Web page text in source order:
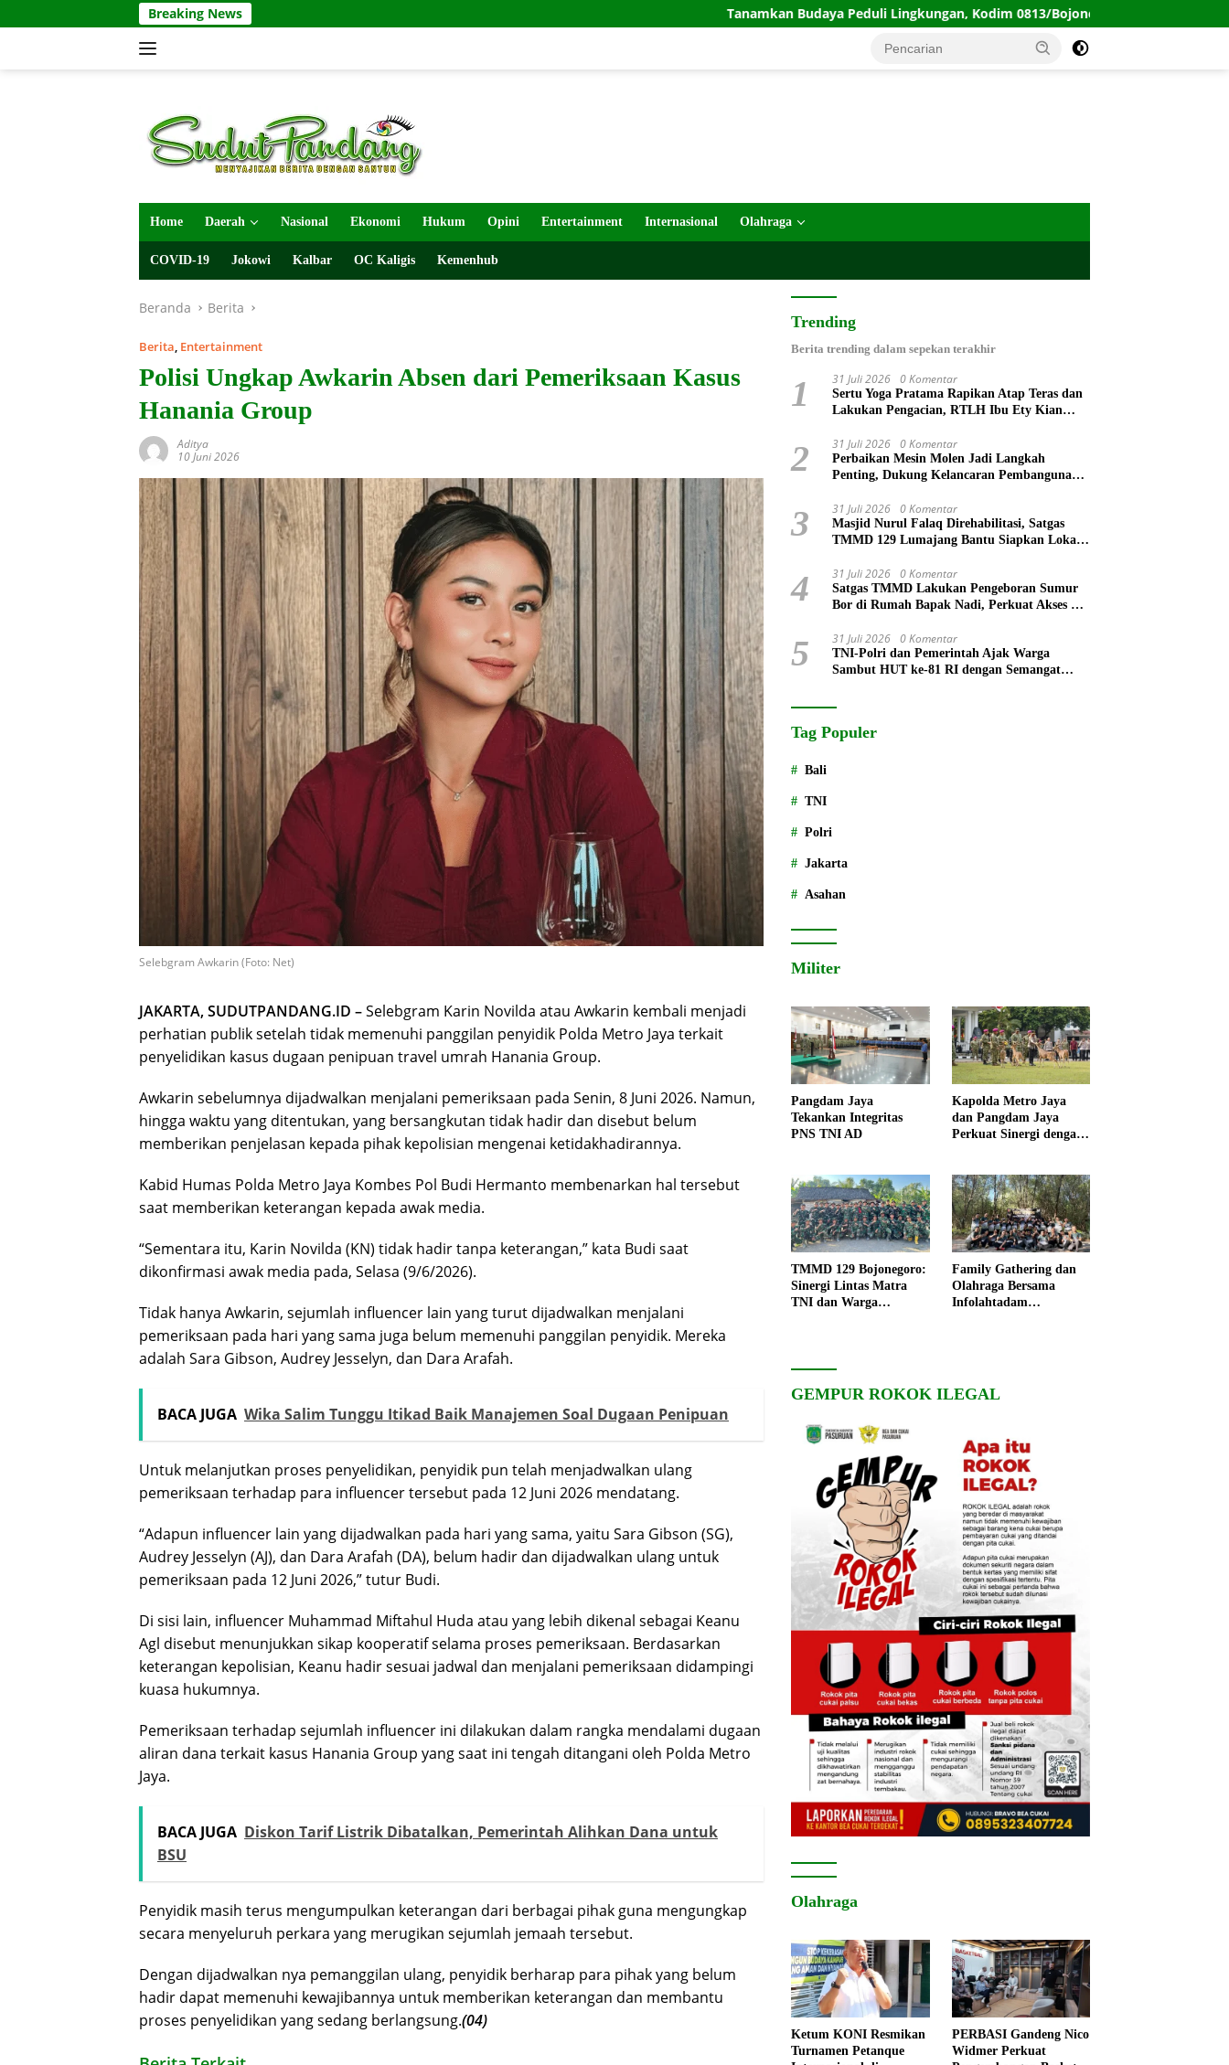
ke
Breaking News Tanamkan Budaya Peduli Lingkungan, Kodim 0813/Bojonegoro Bagikan Tempat Sampah
Home Daerah Nasional Ekonomi Hukum Opini Entertainment Internasional Olahraga
COVID-19 Jokowi Kalbar OC Kaligis Kemenhub
Beranda Berita
Berita, Entertainment
Polisi Ungkap Awkarin Absen dari Pemeriksaan Kasus
Hanania Group
Aditya
10 Juni 2026
Selebgram Awkarin (Foto: Net)
JAKARTA, SUDUTPANDANG.ID –Selebgram Karin Novilda atau Awkarin kembali menjadi
perhatian publik setelah tidak memenuhi panggilan penyidik Polda Metro Jaya terkait
penyelidikan kasus dugaan penipuan travel umrah Hanania Group.
Awkarin sebelumnya dijadwalkan menjalani pemeriksaan pada Senin, 8 Juni 2026. Namun,
hingga waktu yang ditentukan, yang bersangkutan tidak hadir dan disebut belum
memberikan penjelasan kepada pihak kepolisian mengenai ketidakhadirannya.
Kabid Humas Polda Metro Jaya Kombes Pol Budi Hermanto membenarkan hal tersebut
saat memberikan keterangan kepada awak media.
“Sementara itu, Karin Novilda (KN) tidak hadir tanpa keterangan,” kata Budi saat
dikonfirmasi awak media pada, Selasa (9/6/2026).
Tidak hanya Awkarin, sejumlah influencer lain yang turut dijadwalkan menjalani
pemeriksaan pada hari yang sama juga belum memenuhi panggilan penyidik. Mereka
adalah Sara Gibson, Audrey Jesselyn, dan Dara Arafah.
BACA JUGA Wika Salim Tunggu Itikad Baik Manajemen Soal Dugaan Penipuan
Untuk melanjutkan proses penyelidikan, penyidik pun telah menjadwalkan ulang
pemeriksaan terhadap para influencer tersebut pada 12 Juni 2026 mendatang.
“Adapun influencer lain yang dijadwalkan pada hari yang sama, yaitu Sara Gibson (SG),
Audrey Jesselyn (AJ), dan Dara Arafah (DA), belum hadir dan dijadwalkan ulang untuk
pemeriksaan pada 12 Juni 2026,” tutur Budi.
Di sisi lain, influencer Muhammad Miftahul Huda atau yang lebih dikenal sebagai Keanu
Agl disebut menunjukkan sikap kooperatif selama proses pemeriksaan. Berdasarkan
keterangan kepolisian, Keanu hadir sesuai jadwal dan menjalani pemeriksaan didampingi
kuasa hukumnya.
Pemeriksaan terhadap sejumlah influencer ini dilakukan dalam rangka mendalami dugaan
aliran dana terkait kasus Hanania Group yang saat ini tengah ditangani oleh Polda Metro
Jaya.
BACA JUGA Diskon Tarif Listrik Dibatalkan, Pemerintah Alihkan Dana untuk
BSU
Penyidik masih terus mengumpulkan keterangan dari berbagai pihak guna mengungkap
secara menyeluruh perkara yang merugikan sejumlah jemaah tersebut.
Dengan dijadwalkan nya pemanggilan ulang, penyidik berharap para pihak yang belum
hadir dapat memenuhi kewajibannya untuk memberikan keterangan dan membantu
proses penyelidikan yang sedang berlangsung.(04)
Trending
Berita trending dalam sepekan terakhir
1 31 Juli 2026 0 Komentar
Sertu Yoga Pratama Rapikan Atap Teras dan
Lakukan Pengacian, RTLH Ibu Ety Kian
2 31 Juli 2026 0 Komentar
Perbaikan Mesin Molen Jadi Langkah
Penting, Dukung Kelancaran Pembangunan
3 31 Juli 2026 0 Komentar
Masjid Nurul Falaq Direhabilitasi, Satgas
TMMD 129 Lumajang Bantu Siapkan Lokasi
4 31 Juli 2026 0 Komentar
Satgas TMMD Lakukan Pengeboran Sumur
Bor di Rumah Bapak Nadi, Perkuat Akses Air
5 31 Juli 2026 0 Komentar
TNI-Polri dan Pemerintah Ajak Warga
Sambut HUT ke-81 RI dengan Semangat
Tag Populer
Bali
TNI
Polri
Jakarta
Asahan
Militer
Pangdam Jaya
Tekankan Integritas
PNS TNI AD
Kapolda Metro Jaya
dan Pangdam Jaya
Perkuat Sinergi dengan
TMMD 129 Bojonegoro:
Sinergi Lintas Matra
TNI dan Warga
Family Gathering dan
Olahraga Bersama
Infolahtadam
GEMPUR ROKOK ILEGAL
Olahraga
Ketum KONI Resmikan
Turnamen Petanque
PERBASI Gandeng Nico
Widmer Perkuat